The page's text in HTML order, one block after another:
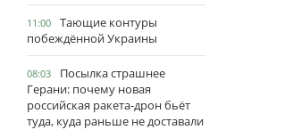
11:00
Тающие контуры
побеждённой Украины
08:03
Посылка страшнее
Герани: почему новая
российская ракета-дрон бьёт
туда, куда раньше не доставали